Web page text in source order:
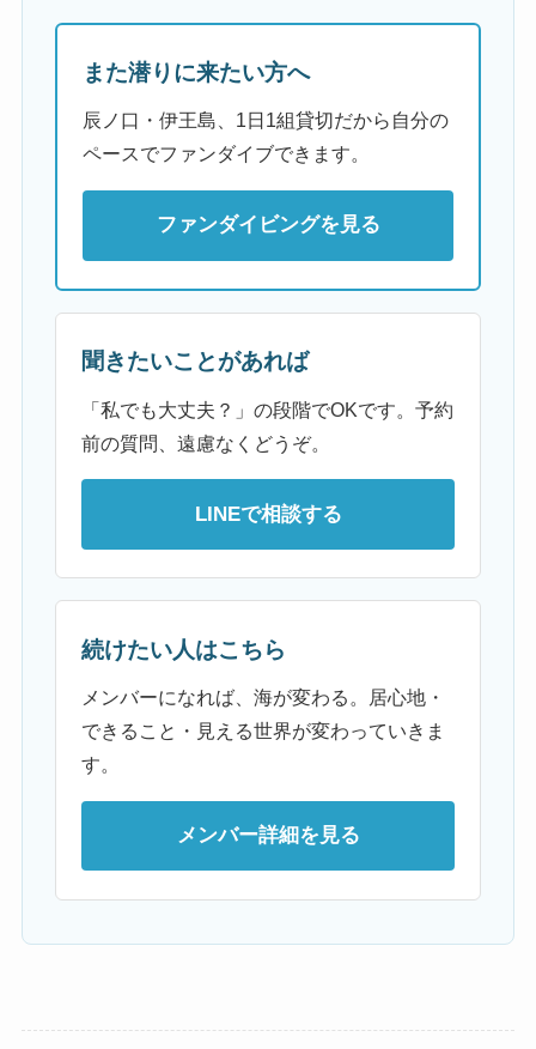
また潜りに来たい方へ
辰ノ口・伊王島、1日1組貸切だから自分の
ペースでファンダイブできます。
ファンダイビングを見る
聞きたいことがあれば
「私でも大丈夫？」の段階でOKです。予約
前の質問、遠慮なくどうぞ。
LINEで相談する
続けたい人はこちら
メンバーになれば、海が変わる。居心地・
できること・見える世界が変わっていきま
す。
メンバー詳細を見る